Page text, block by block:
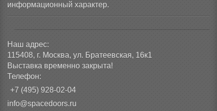
информационный характер.
Наш адрес:
115408, г. Москва, ул. Братеевская, 16к1
Выставка временно закрыта!
Телефон:
+7 (495) 928-02-04
info@spacedoors.ru